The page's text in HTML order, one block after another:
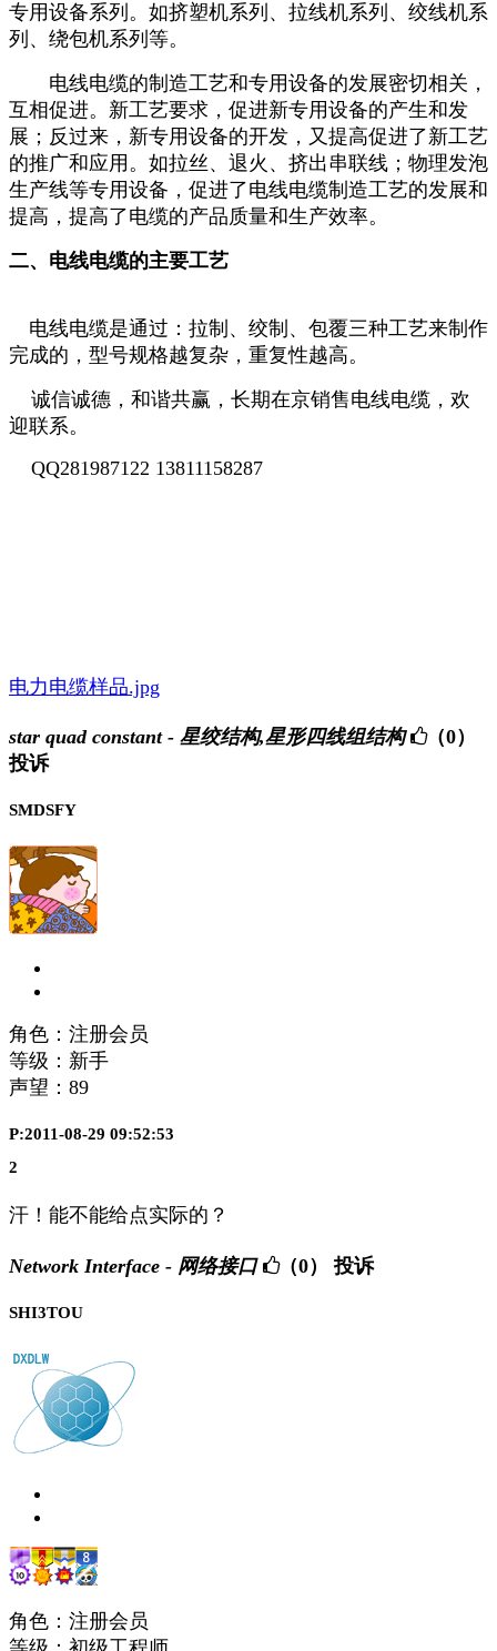
专用设备系列。如挤塑机系列、拉线机系列、绞线机系
列、绕包机系列等。
电线电缆的制造工艺和专用设备的发展密切相关，
互相促进。新工艺要求，促进新专用设备的产生和发
展；反过来，新专用设备的开发，又提高促进了新工艺
的推广和应用。如拉丝、退火、挤出串联线；物理发泡
生产线等专用设备，促进了电线电缆制造工艺的发展和
提高，提高了电缆的产品质量和生产效率。
二、电线电缆的主要工艺
电线电缆是通过：拉制、绞制、包覆三种工艺来制作
完成的，型号规格越复杂，重复性越高。
诚信诚德，和谐共赢，长期在京销售电线电缆，欢
迎联系。
QQ281987122 13811158287
电力电缆样品.jpg
star quad constant - 星绞结构,星形四线组结构
（0）
投诉
SMDSFY
角色：注册会员
等级：新手
声望： 89
P:2011-08-29 09:52:53
2
汗！能不能给点实际的？
Network Interface - 网络接口 （0） 投诉
SHI3TOU
角色：注册会员